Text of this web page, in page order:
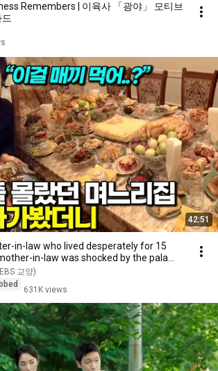
Remembers | 이육사 「광야」 모티브
42:51
in-law who lived desperately for 15
in-law was shocked by the pala...
교양)
631K views